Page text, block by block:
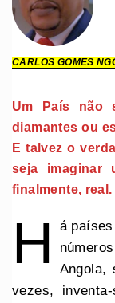
CARLOS GOMES
Um País não
diamantes ou
E talvez o
seja imaginar
finalmente, real.
H
á
Angola,
vezes,